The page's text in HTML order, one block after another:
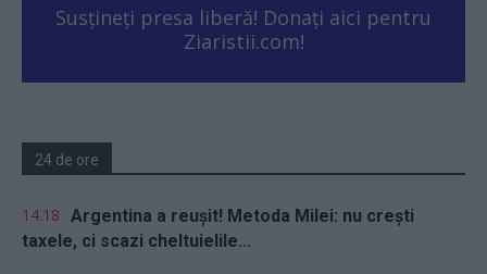
Susțineți presa liberă! Donați aici pentru
Ziaristii.com!
24 de ore
14.18 Argentina a reușit! Metoda Milei: nu crești
taxele, ci scazi cheltuielile...